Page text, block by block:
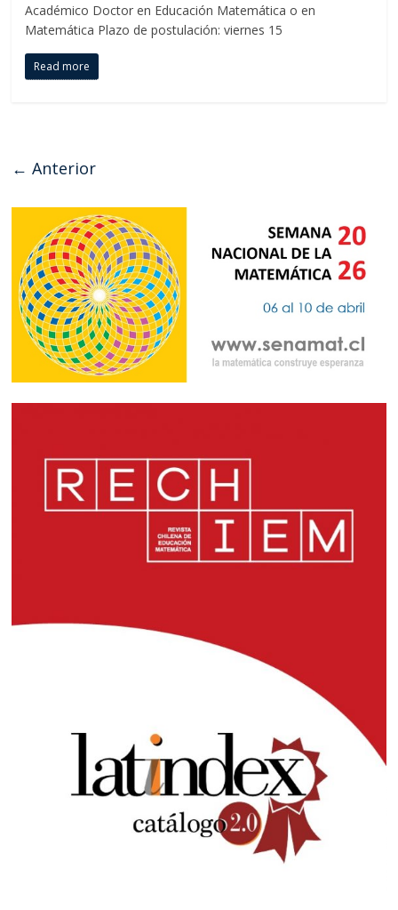
Académico Doctor en Educación Matemática o en
Matemática Plazo de postulación: viernes 15
Read more
← Anterior